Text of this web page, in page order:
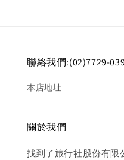
聯絡我們:(02)7729-
本店地址
關於我們
找到了旅行社股份有限